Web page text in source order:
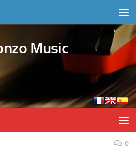
Music
0